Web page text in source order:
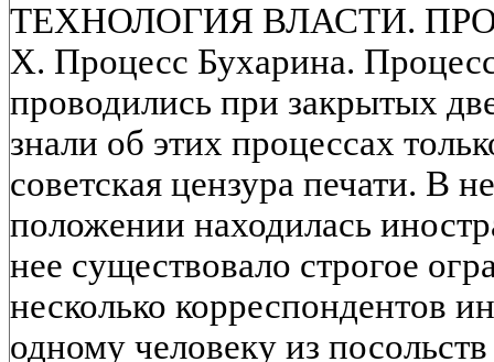
ТЕХНОЛОГИЯ ВЛАСТИ.
X. Процесс Бухарина.
проводились при закрытых
знали об этих процессах
советская цензура печати. В
положении находилась
нее существовало строгое
несколько корреспондентов
одному человеку из